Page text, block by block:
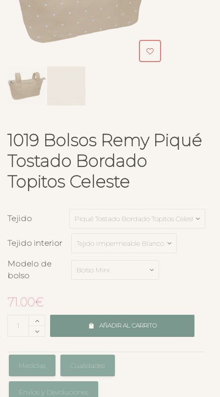
1019 Bolsos Remy Piqué
Tostado Bordado
Topitos Celeste
Tejido
Tejido interior
Modelo de
bolso
71.00€
AÑADIR AL CARRITO
Medidas Cualidades
Envíos y Devoluciones